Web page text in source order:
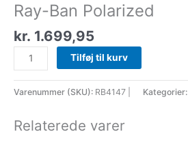
Ray-Ban Polarized
kr. 1.699,95
Tilføj til kurv
Varenummer (SKU): RB4147 | Kategorier:
Relaterede varer